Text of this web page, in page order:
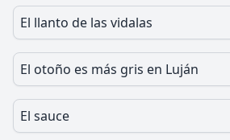
El llanto de las vidalas
El otoño es más gris en Luján
El sauce